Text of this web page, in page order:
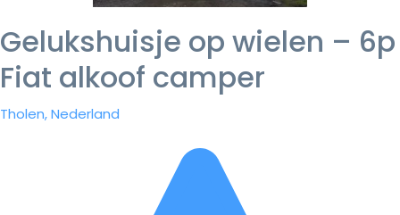
Gelukshuisje op wielen – 6p
Fiat alkoof camper
Tholen, Nederland